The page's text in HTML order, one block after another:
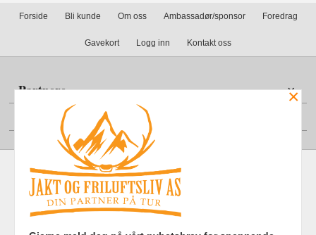
Forside Bli kunde Om oss Ambassadør/sponsor Foredrag
Gavekort Logg inn Kontakt oss
Partnere
Din konto
Frakt Kjøpsbetingelser Sikkerhet og personvern
×